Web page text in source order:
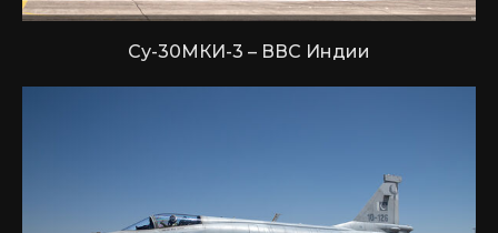
Су-30МКИ-3 – ВВС Индии